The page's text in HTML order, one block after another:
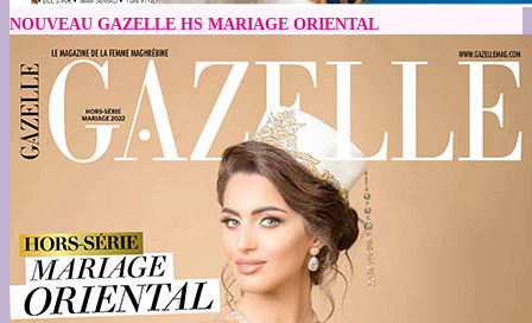
NOUVEAU GAZELLE HS MARIAGE ORIENTAL